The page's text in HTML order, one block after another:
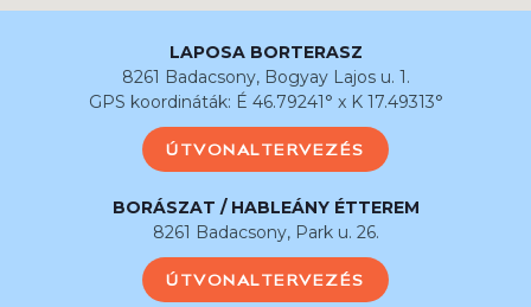
LAPOSA BORTERASZ
8261 Badacsony, Bogyay Lajos u. 1.
GPS koordináták: É 46.79241° x K 17.49313°
ÚTVONALTERVEZÉS
BORÁSZAT / HABLEÁNY ÉTTEREM
8261 Badacsony, Park u. 26.
ÚTVONALTERVEZÉS